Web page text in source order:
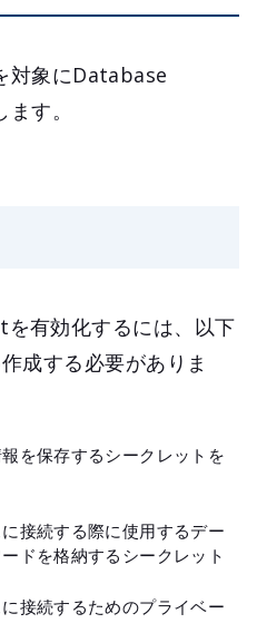
対象にDatabase
す。
有効化するには、以下
成する必要がありま
を保存するシークレットを
接続する際に使用するデー
ドを格納するシークレット
接続するためのプライベー